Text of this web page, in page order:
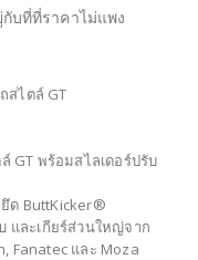
บที่ที่ราคาไม่แพง
สไตล์ GT
GT พร้อมสไลเดอร์ปรับ
ยึด ButtKicker®
และเกียร์ส่วนใหญ่จาก
Fanatec และ Moza